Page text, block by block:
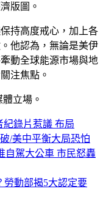
版圖。
持高度戒心，加上各
他認為，無論是美伊
動全球能源市場與地
注焦點。
立場。
紀錄片惹議 布局
/美中平衡大局恐怕
自駕大公車 市民怒轟
勞動部揭5大認定要